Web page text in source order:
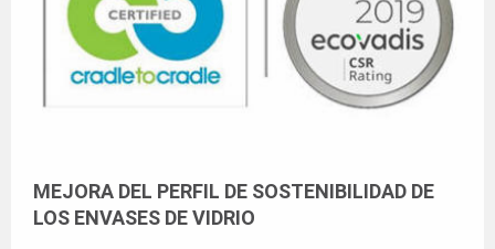
MEJORA DEL PERFIL DE SOSTENIBILIDAD DE
LOS ENVASES DE VIDRIO